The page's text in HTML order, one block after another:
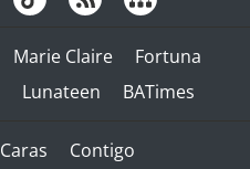
Marie Claire
Fortuna
Lunateen BATimes
Caras
Contigo